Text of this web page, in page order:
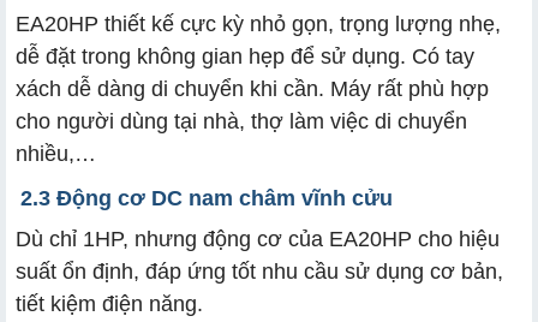
EA20HP thiết kế cực kỳ nhỏ gọn, trọng lượng nhẹ,
dễ đặt trong không gian hẹp để sử dụng. Có tay
xách dễ dàng di chuyển khi cần. Máy rất phù hợp
cho người dùng tại nhà, thợ làm việc di chuyển
nhiều,…
2.3 Động cơ DC nam châm vĩnh cửu
Dù chỉ 1HP, nhưng động cơ của EA20HP cho hiệu
suất ổn định, đáp ứng tốt nhu cầu sử dụng cơ bản,
tiết kiệm điện năng.